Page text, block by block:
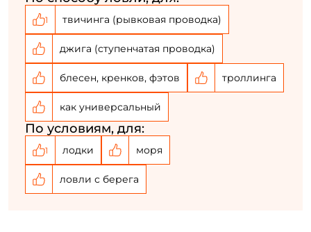
1 твичинга (рывковая проводка)
джига (ступенчатая проводка)
блесен, кренков, фэтов троллинга
как универсальный
По условиям, для:
1 лодки моря
ловли с берега